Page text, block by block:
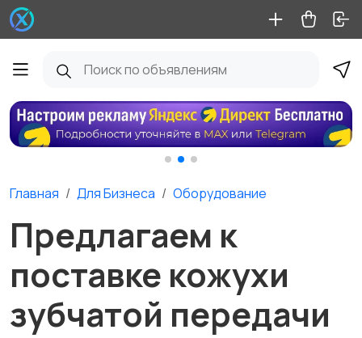
Главная Для Бизнеса Оборудование
Предлагаем к
поставке кожухи
зубчатой передачи